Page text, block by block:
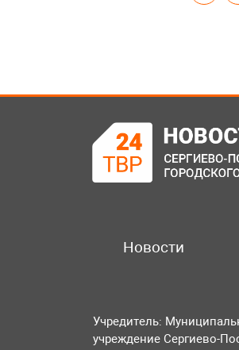
Новости
Учредитель:
учреждение Сергиево-